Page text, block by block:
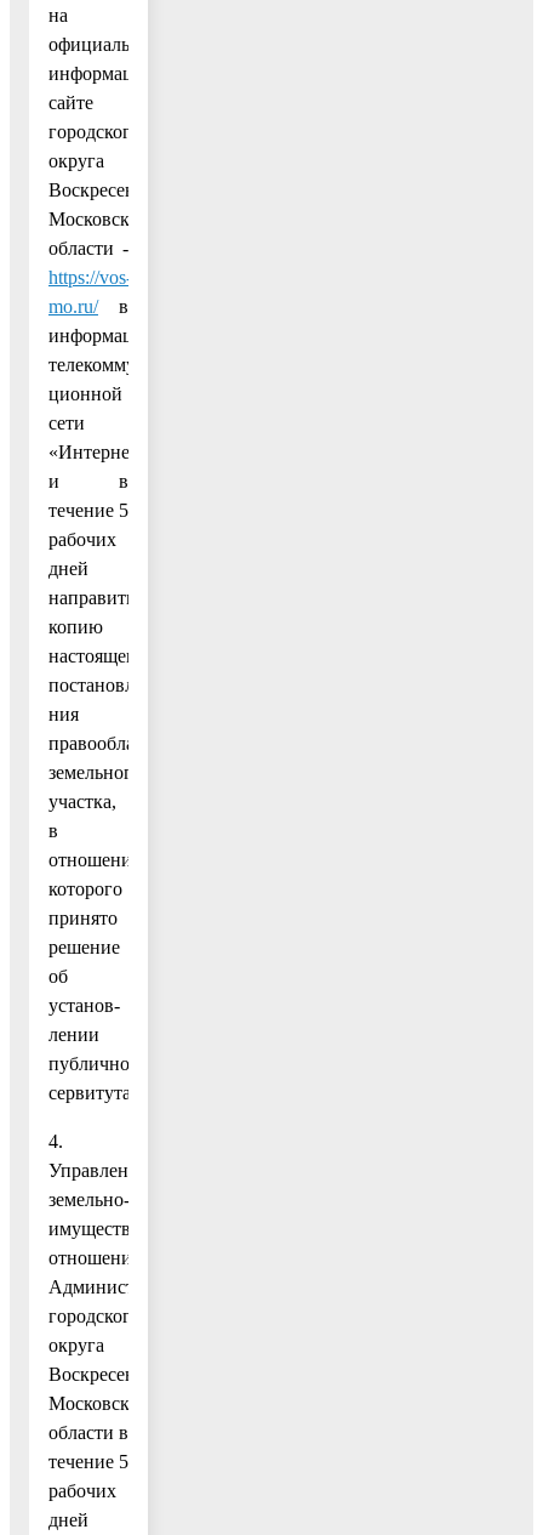
на
официальном
информационном
сайте
городского
округа
Воскресенск
Московской
области -
https://vos-
mo.ru/в
информационно-
телекоммуника-
ционной
сети
«Интернет»
и в
течение 5
рабочих
дней
направить
копию
настоящего
постановле-
ния
правообладателю
земельного
участка,
в
отношении
которого
принято
решение
об
установ-
лении
публичного
сервитута.
4.
Управлению
земельно-
имущественных
отношений
Администрации
городского
округа
Воскресенск
Московской
области в
течение 5
рабочих
дней